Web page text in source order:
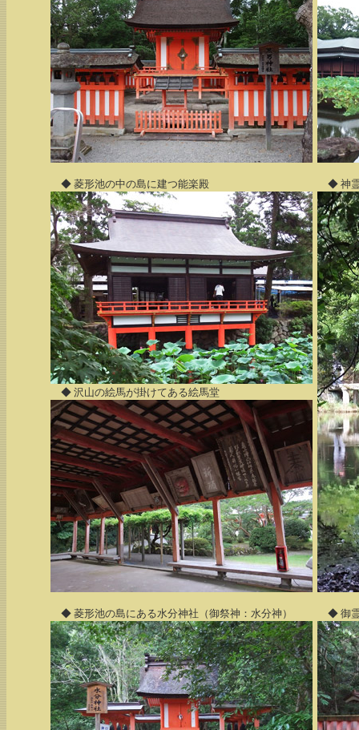
◆ 菱形池の中の島に建つ能楽殿 ◆ 神霊
◆ 沢山の絵馬が掛けてある絵馬堂
◆ 菱形池の島にある水分神社（御祭神：水分神） ◆ 御霊